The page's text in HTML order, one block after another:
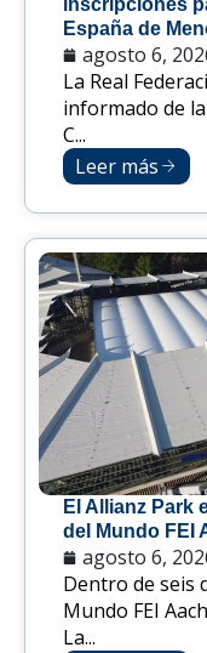
inscripciones
España de
agosto 6,
La Real
informado de
C...
Leer más
El Allianz Park
del Mundo FEI
agosto 6,
Dentro de seis
Mundo FEI
La...